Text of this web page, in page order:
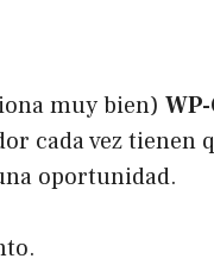
muy bien)
cada vez tienen
oportunidad.